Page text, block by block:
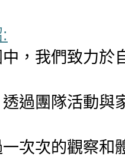
，我們致力於
過團隊活動與
次次的觀察和